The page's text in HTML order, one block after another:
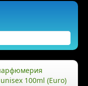
100ml (Euro)